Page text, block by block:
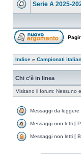
Serie A 2025-
Indice » Campionati
Chi c’è in linea
Visitano il forum: Nessuno
Messaggi da leggere
Messaggi non letti [
Messaggi non letti [